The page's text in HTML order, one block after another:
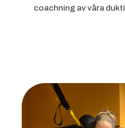
coachning av våra